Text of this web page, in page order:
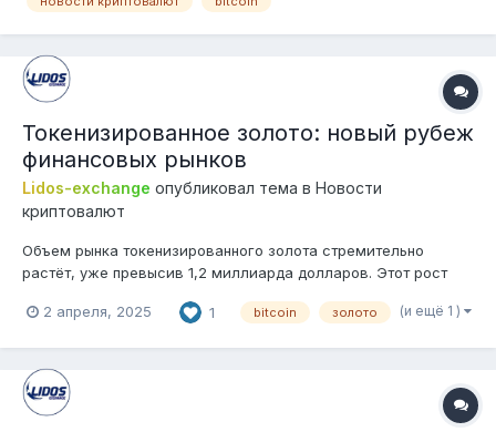
Токенизированное золото: новый рубеж
финансовых рынков
Lidos-exchange опубликовал тема в Новости
криптовалют
Объем рынка токенизированного золота стремительно
растёт, уже превысив 1,2 миллиарда долларов. Этот рост
и растущим интересом к активам на основе блокчейна. И
2 апреля, 2025 1 bitcoin золото (и ещё 1 )